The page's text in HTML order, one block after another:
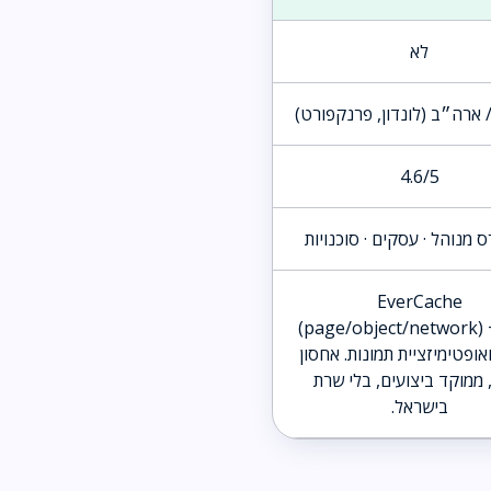
לא
ארה״ב (לונדון, פרנקפורט)
4.6/5
מנוהל · עסקים · סוכנויות
EverCache
(page/object/network)
תמונות. אחסון
SSD, ממוקד ביצועים, בלי שרת
בישראל.